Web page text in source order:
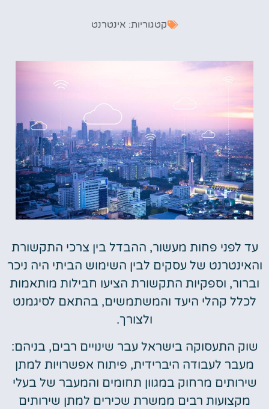
קטגוריות: אינטרנט
עד לפני פחות מעשור, ההבדל בין צרכי התקשורת
והאינטרנט של עסקים לבין השימוש הביתי היה ניכר
וברור, וספקיות התקשורת הציעו חבילות מותאמות
לכלל קהלי היעד והמשתמשים, בהתאם לסיגמנט
ולצורך.
שוק התעסוקה בישראל עבר שינויים רבים, בניהם:
מעבר לעבודה היברידית, פיתוח אפשרויות למתן
שירותים מרחוק במגוון תחומים והמעבר של בעלי
מקצועות רבים ממשרת שכירים למתן שירותים